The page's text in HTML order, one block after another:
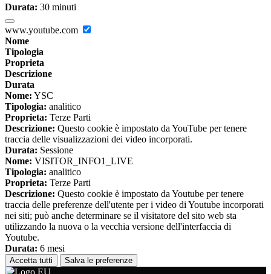
Durata: 30 minuti
www.youtube.com
Nome
Tipologia
Proprieta
Descrizione
Durata
Nome: YSC
Tipologia: analitico
Proprieta: Terze Parti
Descrizione: Questo cookie è impostato da YouTube per tenere
traccia delle visualizzazioni dei video incorporati.
Durata: Sessione
Nome: VISITOR_INFO1_LIVE
Tipologia: analitico
Proprieta: Terze Parti
Descrizione: Questo cookie è impostato da Youtube per tenere
traccia delle preferenze dell'utente per i video di Youtube incorporati
nei siti; può anche determinare se il visitatore del sito web sta
utilizzando la nuova o la vecchia versione dell'interfaccia di
Youtube.
Durata: 6 mesi
Accetta tutti Salva le preferenze